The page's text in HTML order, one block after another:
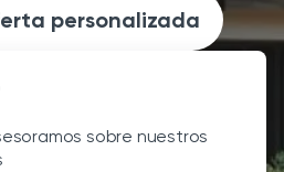
personalizada
sobre nuestros